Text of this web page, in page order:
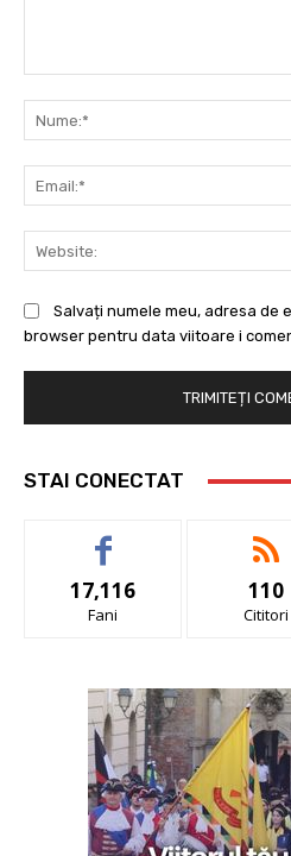
Salvați numele meu, adresa de
browser pentru data viitoare i
STAI CONECTAT
17,116
Fani
110
Cititori